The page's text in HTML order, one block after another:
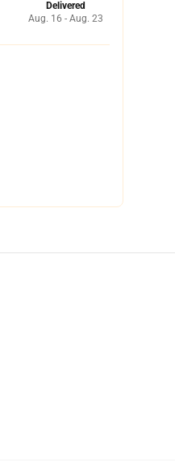
Delivered
Aug. 16 - Aug. 23